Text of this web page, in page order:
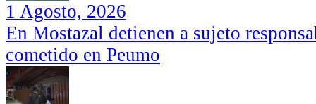
1 Agosto, 2026
En Mostazal detienen a sujeto
cometido en Peumo